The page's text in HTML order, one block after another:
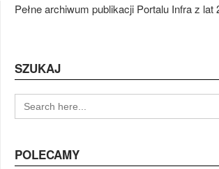
Pełne archiwum publikacji Portalu Infra z lat
SZUKAJ
SEARCH
FOR:
POLECAMY